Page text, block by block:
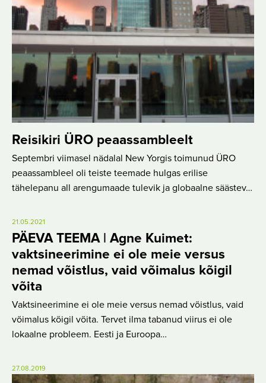
Reisikiri ÜRO peaassambleelt
Septembri viimasel nädalal New Yorgis toimunud ÜRO
peaassambleel oli teiste teemade hulgas erilise
tähelepanu all arengumaade tulevik ja globaalne säästev…
21.05.2021
PÄEVA TEEMA | Agne Kuimet:
vaktsineerimine ei ole meie versus
nemad võistlus, vaid võimalus kõigil
võita
Vaktsineerimine ei ole meie versus nemad võistlus, vaid
võimalus kõigil võita. Tervet ilma tabanud viirus ei ole
lokaalne probleem. Eesti ja Euroopa…
27.08.2019